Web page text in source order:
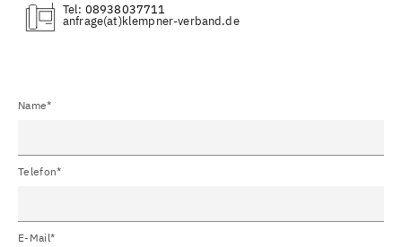
Tel: 08938037711
(at)
Name*
Telefon*
E-Mail*